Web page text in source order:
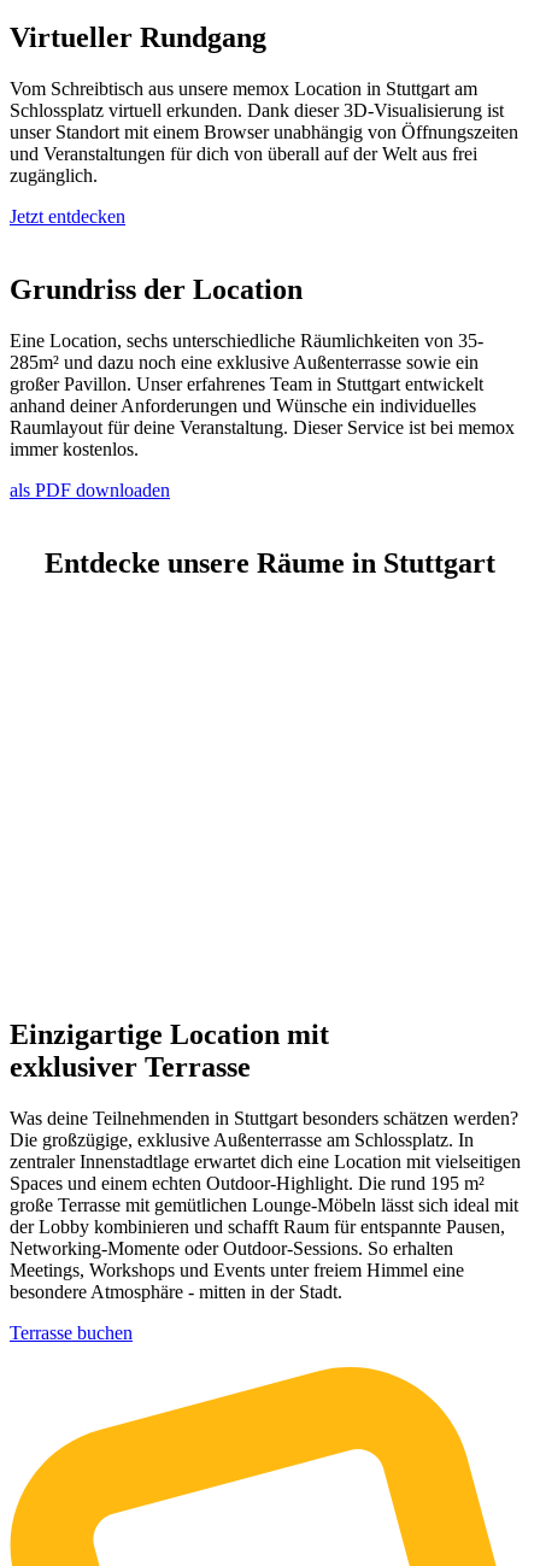
Virtueller Rundgang
Vom Schreibtisch aus unsere memox Location in Stuttgart am
Schlossplatz virtuell erkunden. Dank dieser 3D-Visualisierung ist
unser Standort mit einem Browser unabhängig von Öffnungszeiten
und Veranstaltungen für dich von überall auf der Welt aus frei
zugänglich.
Jetzt entdecken
Grundriss der Location
Eine Location, sechs unterschiedliche Räumlichkeiten von 35-
285m² und dazu noch eine exklusive Außenterrasse sowie ein
großer Pavillon. Unser erfahrenes Team in Stuttgart entwickelt
anhand deiner Anforderungen und Wünsche ein individuelles
Raumlayout für deine Veranstaltung. Dieser Service ist bei memox
immer kostenlos.
als PDF downloaden
Ent­de­cke unsere Räume in Stuttgart
Einzigartige Location mit
exklusiver Terrasse
Was deine Teilnehmenden in Stuttgart besonders schätzen werden?
Die großzügige, exklusive Außenterrasse am Schlossplatz. In
zentraler Innenstadtlage erwartet dich eine Location mit vielseitigen
Spaces und einem echten Outdoor-Highlight. Die rund 195 m²
große Terrasse mit gemütlichen Lounge-Möbeln lässt sich ideal mit
der Lobby kombinieren und schafft Raum für entspannte Pausen,
Networking-Momente oder Outdoor-Sessions. So erhalten
Meetings, Workshops und Events unter freiem Himmel eine
besondere Atmosphäre - mitten in der Stadt.
Terrasse buchen